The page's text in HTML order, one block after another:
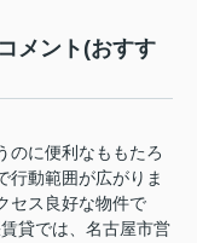
メント(おすす
のに便利なももたろ
行動範囲が広がりま
セス良好な物件で
貸では、名古屋市営